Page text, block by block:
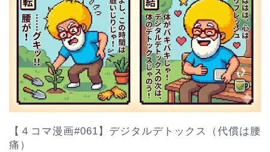
【４コマ漫画#061】デジタルデトックス（代償は腰
痛）